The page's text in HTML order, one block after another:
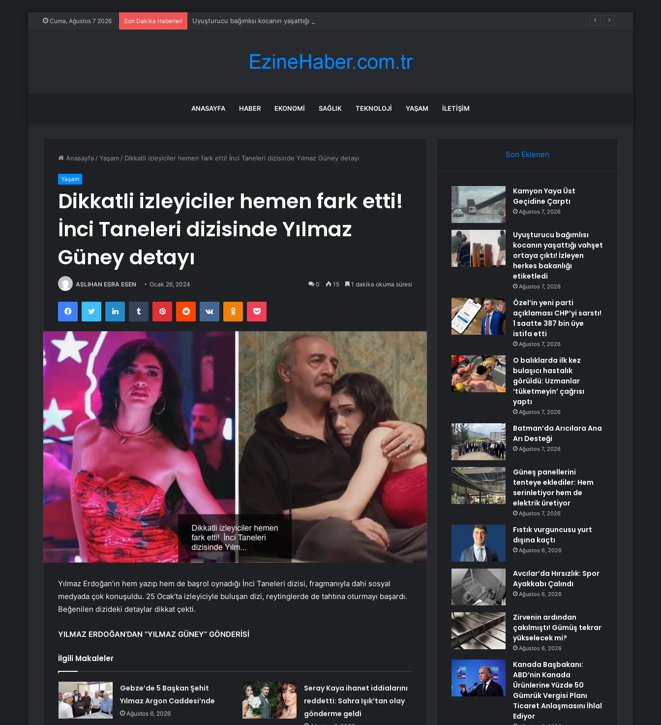
Cuma, Ağustos 7 2026 Son Dakika Haberleri Uyuşturucu bağımlısı kocanın yaşattığı vahşet ortaya çıktı! İzleyen herkes bakanlığı etiketledi
ANASAYFA HABER EKONOMI SAĞLIK TEKNOLOJI YAŞAM İLETIŞIM
Anasayfa /Yaşam / Dikkatli izleyiciler hemen fark etti! İnci Taneleri dizisinde Yılmaz Güney detayı
Yaşam
Dikkatli izleyiciler hemen fark etti!
İnci Taneleri dizisinde Yılmaz
Güney detayı
ASLIHAN ESRA ESEN Ocak 26, 2024 0 15 1 dakika okuma süresi
FacebookTwitter LinkedInTumblr PinterestReddit VKontakteOdnoklassniki
Pocket
Yılmaz Erdoğan’ın hem yazıp hem de başrol oynadığı İnci Taneleri dizisi, fragmanıyla dahi sosyal
medyada çok konuşuldu. 25 Ocak’ta izleyiciyle buluşan dizi, reytinglerde de tahtına oturmayı başardı.
Beğenilen dizideki detaylar dikkat çekti.
YILMAZ ERDOĞAN’DAN “YILMAZ GÜNEY” GÖNDERİSİ
İlgili Makaleler
Gebze’de 5 Başkan Şehit
Yılmaz Argon Caddesi’nde
Ağustos 6, 2026
Seray Kaya ihanet iddialarını
reddetti: Sahra Işık’tan olay
gönderme geldi
Son Eklenen
Kamyon Yaya Üst
Geçidine Çarptı
Ağustos 7, 2026
Uyuşturucu bağımlısı
kocanın yaşattığı vahşet
ortaya çıktı! İzleyen
herkes bakanlığı
etiketledi
Ağustos 7, 2026
Özel’in yeni parti
açıklaması CHP’yi sarstı!
1 saatte 387 bin üye
istifa etti
Ağustos 7, 2026
O balıklarda ilk kez
bulaşıcı hastalık
görüldü: Uzmanlar
‘tüketmeyin’ çağrısı
yaptı
Ağustos 7, 2026
Batman’da Arıcılara Ana
Arı Desteği
Ağustos 7, 2026
Güneş panellerini
tenteye eklediler: Hem
serinletiyor hem de
elektrik üretiyor
Ağustos 7, 2026
Fıstık vurguncusu yurt
dışına kaçtı
Ağustos 6, 2026
Avcılar’da Hırsızlık: Spor
Ayakkabı Çalındı
Ağustos 6, 2026
Zirvenin ardından
çakılmıştı! Gümüş tekrar
yükselecek mi?
Ağustos 6, 2026
Kanada Başbakanı:
ABD’nin Kanada
Ürünlerine Yüzde 50
Gümrük Vergisi Planı
Ticaret Anlaşmasını İhlal
Ediyor